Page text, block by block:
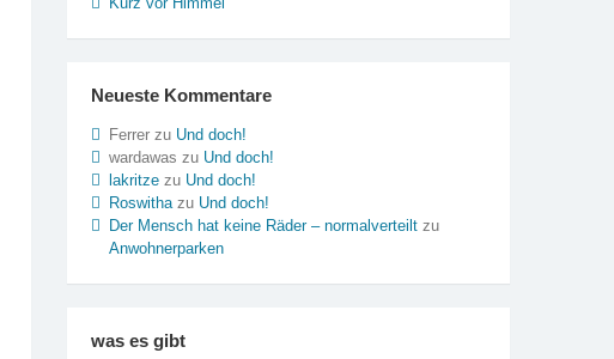
Neueste Kommentare
Ferrerzu Und doch!
wardawas zu Und doch!
lakritzezu Und doch!
Roswithazu Und doch!
Der Mensch hat keine Räder – normalverteiltzu
Anwohnerparken
was es gibt